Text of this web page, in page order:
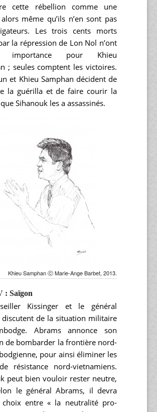
cette rébellion comme une
même qu’ils n’en sont pas
Les trois cents morts
la répression de Lon Nol n’ont
importance pour Khieu
; seules comptent les victoires.
et Khieu Samphan décident de
la guérilla et de faire courir la
Sihanouk les a assassinés.
Khieu Samphan ⓒ Marie-Ange Barbet, 2013.
: Saïgon
Kissinger et le général
discutent de la situation militaire
Abrams annonce son
de bombarder la frontière nord-
pour ainsi éliminer les
résistance nord-vietnamiens.
peut bien vouloir rester neutre,
le général Abrams, il devra
entre « la neutralité pro-